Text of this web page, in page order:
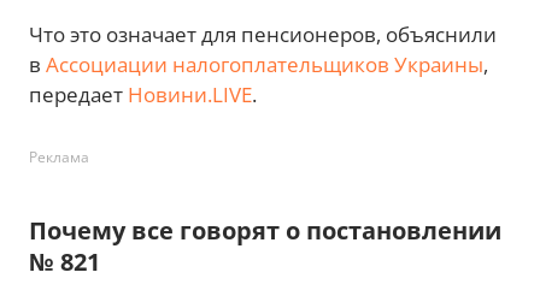
Что это означает для пенсионеров, объяснили
в Ассоциации налогоплательщиков Украины,
передает Новини.LIVE.
Реклама
Почему все говорят о постановлении
№ 821